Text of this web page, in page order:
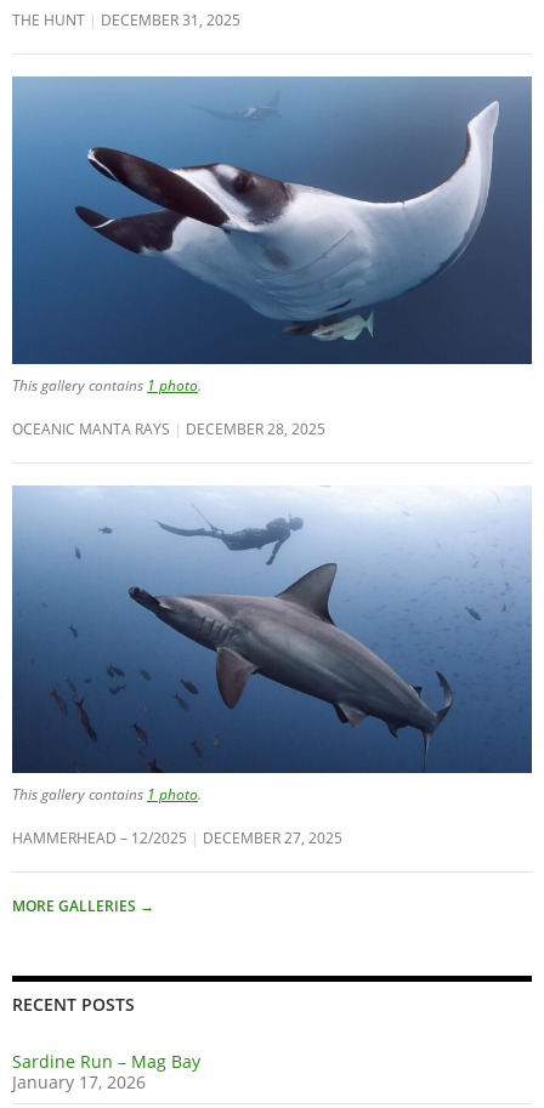
THE HUNT DECEMBER 31, 2025
This gallery contains 1 photo.
OCEANIC MANTA RAYS DECEMBER 28, 2025
This gallery contains 1 photo.
HAMMERHEAD – 12/2025 DECEMBER 27, 2025
MORE GALLERIES →
RECENT POSTS
Sardine Run – Mag Bay
January 17, 2026